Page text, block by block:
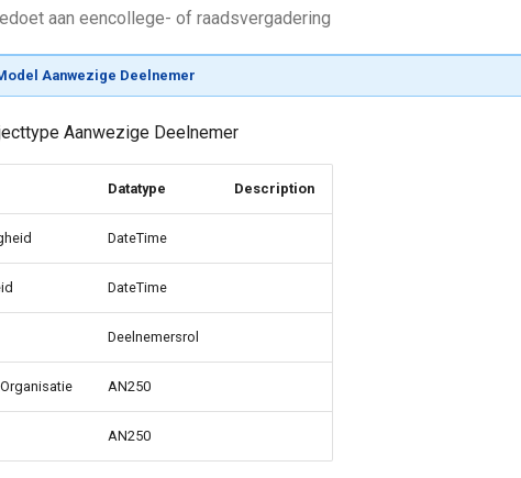
aan eencollege- of raadsvergadering
Aanwezige Deelnemer
Aanwezige Deelnemer
Datatype Description
DateTime
DateTime
Deelnemersrol
AN250
AN250